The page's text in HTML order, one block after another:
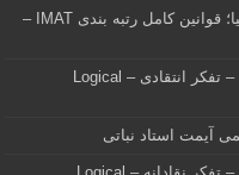
نحوه رتبه بندی داوطلبان در آزمون آیمت ایتالیا؛ قوانین کامل رتبه بندی IMAT –
نمونه سوالات آیمت ایتالیا – استدلال و منطق – تفکر انتقادی – Logical
آیمت استاد نباتی